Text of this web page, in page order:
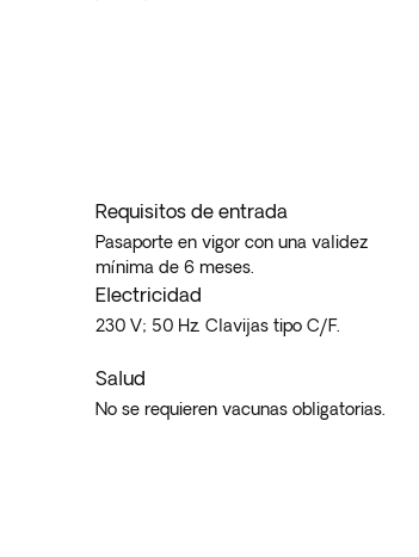
Requisitos de entrada
Pasaporte en vigor con una validez
mínima de 6 meses.
Electricidad
230 V; 50 Hz. Clavijas tipo C/F.
Salud
No se requieren vacunas obligatorias.